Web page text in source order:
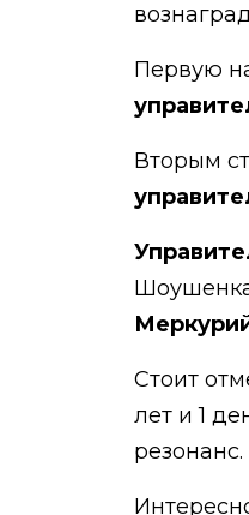
Первую
Вторым
Стоит
лет и 1
резонанс.